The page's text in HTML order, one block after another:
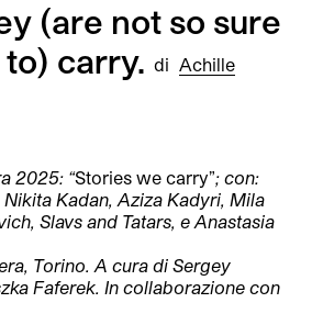
(are not so sure
carry. di Achille
2025: “Stories we carry”; con:
Kadan, Aziza Kadyri, Mila
Slavs and Tatars, e Anastasia
Torino. A cura di Sergey
Faferek. In collaborazione con